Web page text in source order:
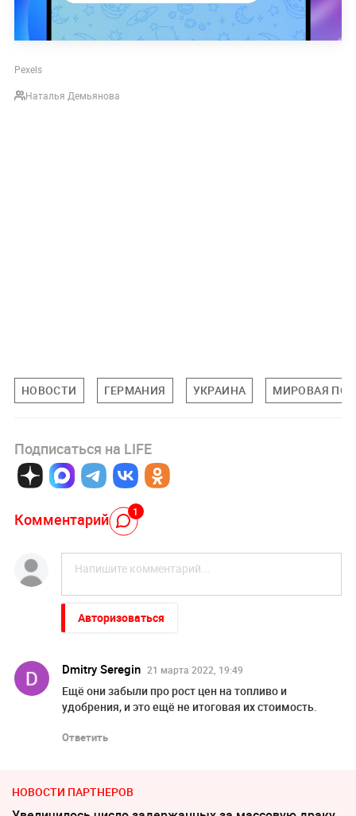
Pexels
Наталья Демьянова
НОВОСТИ ГЕРМАНИЯ УКРАИНА МИРОВАЯ
Подписаться на LIFE
Комментарий 1
Авторизоваться
Dmitry Seregin 21 марта 2022, 19:49
Ещё они забыли про рост цен на топливо и
удобрения, и это ещё не итоговая их стоимость.
Ответить
НОВОСТИ ПАРТНЕРОВ